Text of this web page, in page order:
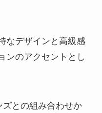
なデザインと高級感
ンのアクセントとし
との組み合わせか